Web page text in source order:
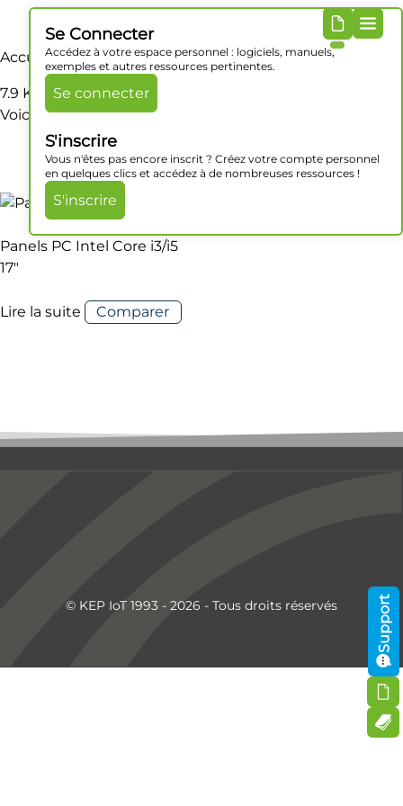
Se Connecter
Accédez à votre espace personnel : logiciels, manuels,
exemples et autres ressources pertinentes.
Se connecter
S'inscrire
Vous n'êtes pas encore inscrit ? Créez votre compte personnel
en quelques clics et accédez à de nombreuses ressources !
S'inscrire
Accueil/ Produit Poids / 7.9 Kg
7.9 Kg
Voici le seul résultat
Panels PC Intel Core i3/i5
17″
Lire la suite Comparer
Support
© KEP IoT 1993 - 2026 - Tous droits réservés